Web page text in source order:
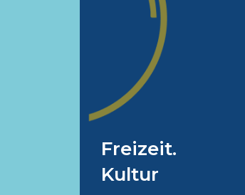
Freizeit.
Kultur
Mittelfristig
Stärkung und
kulturelle Vielfalt.
die